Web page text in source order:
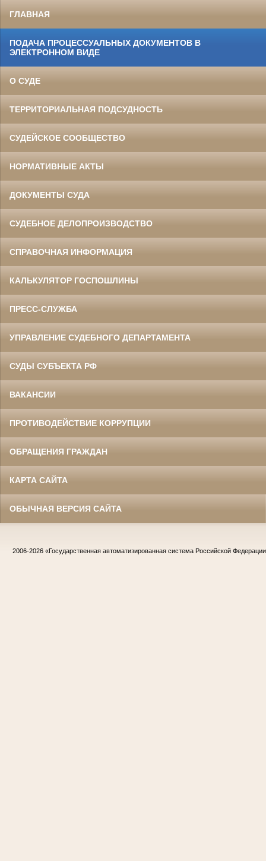
ГЛАВНАЯ
ПОДАЧА ПРОЦЕССУАЛЬНЫХ ДОКУМЕНТОВ В
ЭЛЕКТРОННОМ ВИДЕ
О СУДЕ
ТЕРРИТОРИАЛЬНАЯ ПОДСУДНОСТЬ
СУДЕЙСКОЕ СООБЩЕСТВО
НОРМАТИВНЫЕ АКТЫ
ДОКУМЕНТЫ СУДА
СУДЕБНОЕ ДЕЛОПРОИЗВОДСТВО
СПРАВОЧНАЯ ИНФОРМАЦИЯ
КАЛЬКУЛЯТОР ГОСПОШЛИНЫ
ПРЕСС-СЛУЖБА
УПРАВЛЕНИЕ СУДЕБНОГО ДЕПАРТАМЕНТА
СУДЫ СУБЪЕКТА РФ
ВАКАНСИИ
ПРОТИВОДЕЙСТВИЕ КОРРУПЦИИ
ОБРАЩЕНИЯ ГРАЖДАН
КАРТА САЙТА
ОБЫЧНАЯ ВЕРСИЯ САЙТА
2006-2026 «Государственная автоматизированная система Российской